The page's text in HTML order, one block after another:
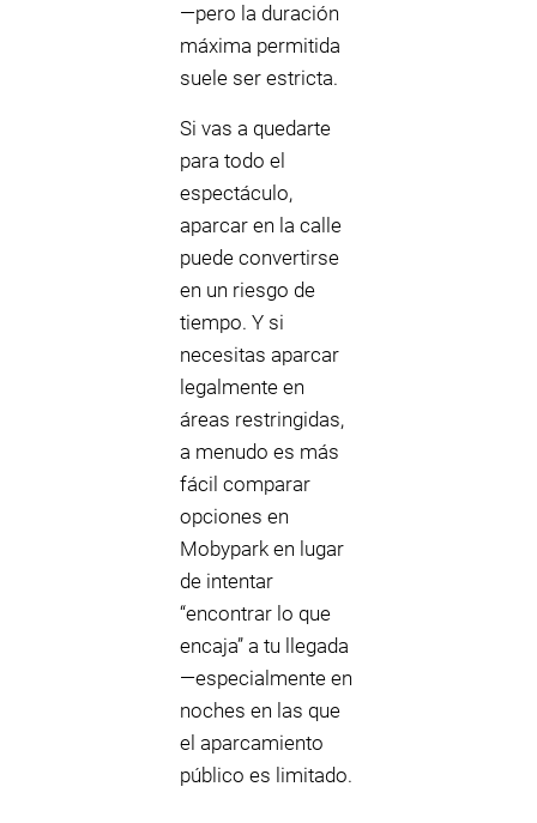
—pero la duración
máxima permitida
suele ser estricta.
Si vas a quedarte
para todo el
espectáculo,
aparcar en la calle
puede convertirse
en un riesgo de
tiempo. Y si
necesitas aparcar
legalmente en
áreas restringidas,
a menudo es más
fácil comparar
opciones en
Mobypark en lugar
de intentar
“encontrar lo que
encaja” a tu llegada
—especialmente en
noches en las que
el aparcamiento
público es limitado.